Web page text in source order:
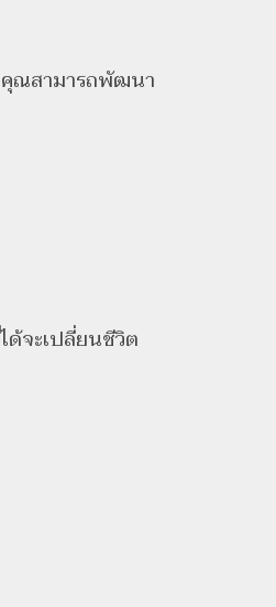
คุณสามารถพัฒนา
ด้จะเปลี่ยนชีวิต